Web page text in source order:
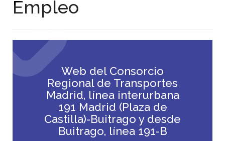
Empleo
Web del Consorcio
Regional de Transportes
Madrid, línea interurbana
191 Madrid (Plaza de
Castilla)-Buitrago y desde
Buitrago, línea 191-B